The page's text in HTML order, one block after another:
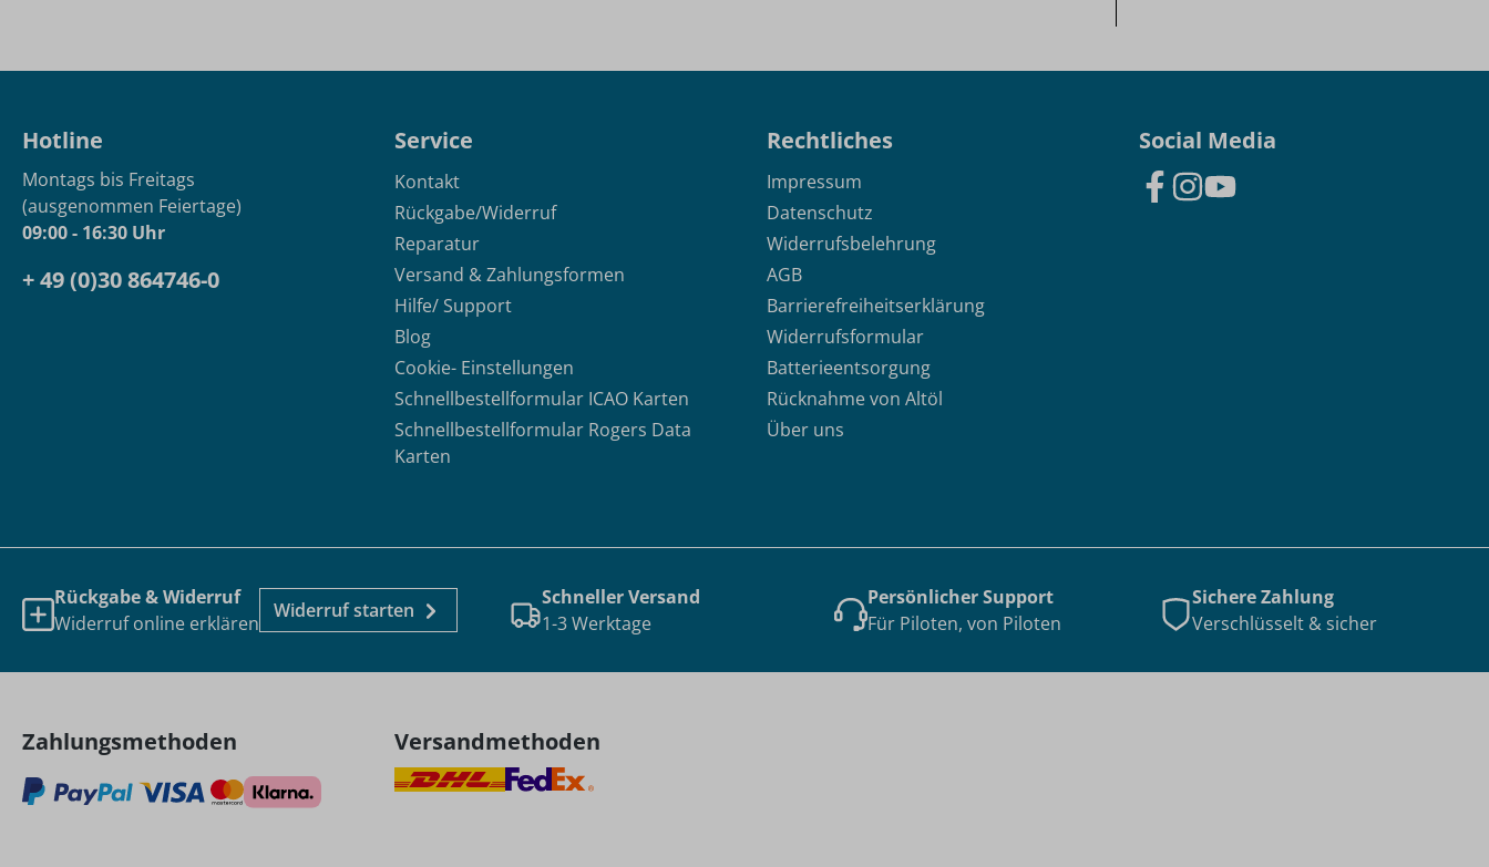
Hotline
Montags bis Freitags
(ausgenommen Feiertage)
09:00 - 16:30 Uhr
+ 49 (0)30 864746-0
Service
Kontakt
Rückgabe/Widerruf
Reparatur
Versand & Zahlungsformen
Hilfe/ Support
Blog
Cookie- Einstellungen
Schnellbestellformular ICAO Karten
Schnellbestellformular Rogers Data
Karten
Rechtliches
Impressum
Datenschutz
Widerrufsbelehrung
AGB
Barrierefreiheitserklärung
Widerrufsformular
Batterieentsorgung
Rücknahme von Altöl
Über uns
Social Media
Rückgabe & Widerruf
Widerruf online erklären
Widerruf starten
Schneller Versand
1-3 Werktage
Persönlicher Support
Für Piloten, von Piloten
Sichere Zahlung
Verschlüsselt & sicher
Zahlungsmethoden Versandmethoden